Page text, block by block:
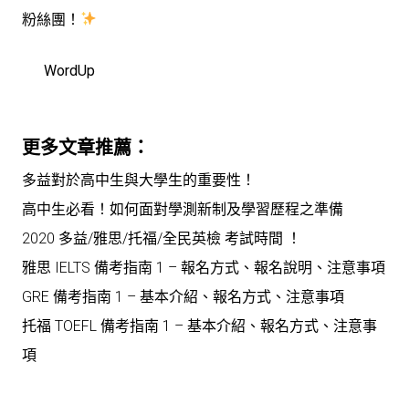
粉絲團！
WordUp
更多文章推薦：
多益對於高中生與大學生的重要性！
高中生必看！如何面對學測新制及學習歷程之準備
2020 多益/雅思/托福/全民英檢 考試時間 ！
雅思 IELTS 備考指南 1 – 報名方式、報名說明、注意事項
GRE 備考指南 1 – 基本介紹、報名方式、注意事項
托福 TOEFL 備考指南 1 – 基本介紹、報名方式、注意事
項